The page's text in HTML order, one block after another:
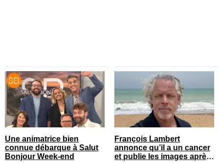
Une animatrice bien
connue débarque à Salut
Bonjour Week-end
François Lambert
annonce qu’il a un cancer
et publie les images après